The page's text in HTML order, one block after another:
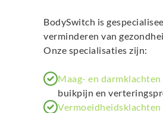
BodySwitch is
verminderen van
Onze specialisaties zijn:
Maag- en darmklachten
buikpijn en
Vermoeidheidsklachten